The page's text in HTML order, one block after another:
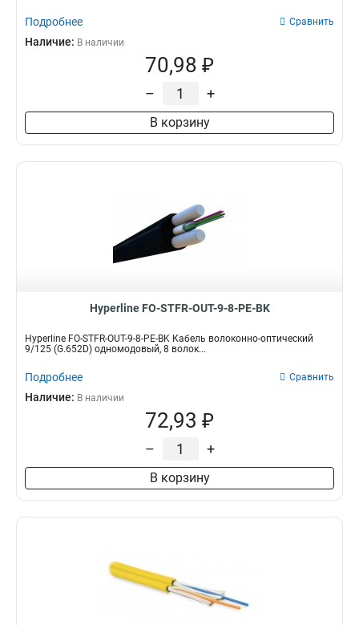
Подробнее Сравнить
Наличие: В наличии
70,98 ₽
– +
В корзину
Hyperline FO-STFR-OUT-9-8-PE-BK
Hyperline FO-STFR-OUT-9-8-PE-BK Кабель волоконно-оптический
9/125 (G.652D) одномодовый, 8 волок...
Подробнее Сравнить
Наличие: В наличии
72,93 ₽
– +
В корзину